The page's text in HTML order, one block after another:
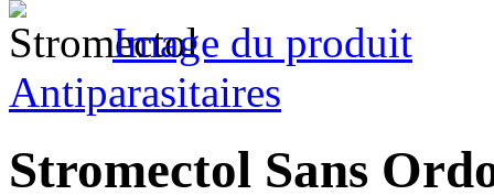
Image du produit
Antiparasitaires
Stromectol Sans